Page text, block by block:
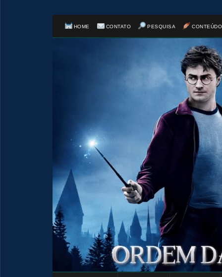
HOME CONTATO PESQUISA